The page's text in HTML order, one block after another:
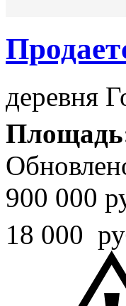
деревня
900 000
18 000